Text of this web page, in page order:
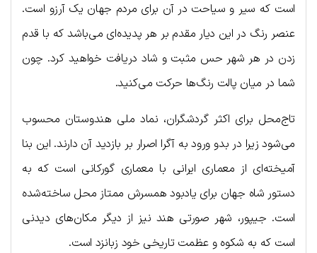
است که سیر و سیاحت در آن برای مردم جهان یک آرزو است.
عنصر رنگ در این دیار مقدم بر هر پدیده‌ای می‌باشد که با قدم
زدن در هر شهر حس مثبت و شاد دریافت خواهید کرد. چون
شما در میان پالت رنگ‌ها حرکت می‌کنید.
تاج‌محل برای اکثر گردشگران، نماد ملی هندوستان محسوب
می‌شود زیرا در بدو ورود به آگرا اصرار بر بازدید آن دارند. این بنا
آمیخته‌ای از معماری ایرانی با معماری گورکانی است که به
دستور شاه جهان برای یادبود همسرش ممتاز محل ساخته‌شده
است. جیپور، شهر صورتی هند نیز از دیگر مکان‌های دیدنی
است که به شکوه و عظمت تاریخی خود زبانزد است.